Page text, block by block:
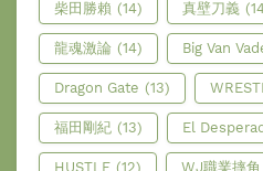
柴田勝賴 (14) 真壁刀義
龍魂激論 (14) Big Van
Dragon Gate (13)
福田剛紀 (13) El
HUSTLE (12) WJ職業摔角